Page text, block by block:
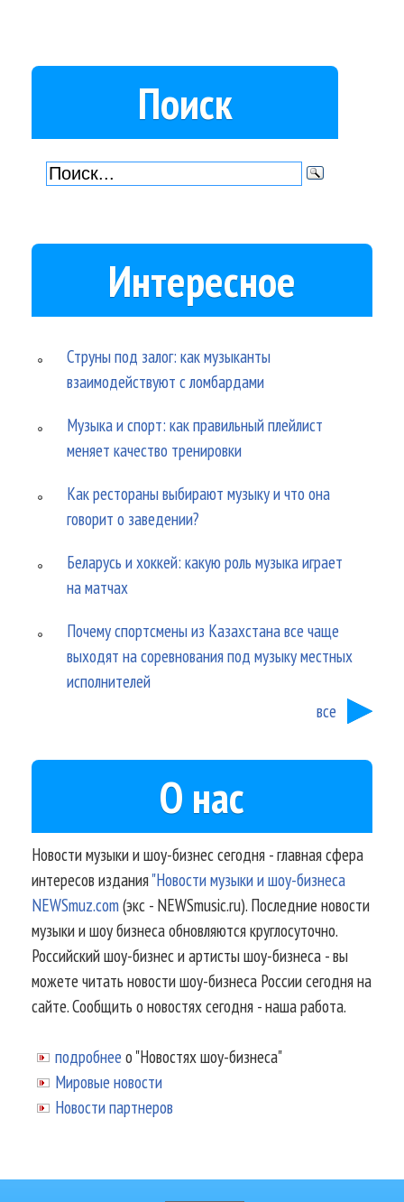
Поиск
Интересное
Струны под залог: как музыканты
взаимодействуют с ломбардами
Музыка и спорт: как правильный плейлист
меняет качество тренировки
Как рестораны выбирают музыку и что она
говорит о заведении?
Беларусь и хоккей: какую роль музыка играет
на матчах
Почему спортсмены из Казахстана все чаще
выходят на соревнования под музыку местных
исполнителей
все
О нас
Новости музыки и шоу-бизнес сегодня - главная сфера
интересов издания"Новости музыки и шоу-бизнеса
NEWSmuz.com(экс - NEWSmusic.ru). Последние новости
музыки и шоу бизнеса обновляются круглосуточно.
Российский шоу-бизнес и артисты шоу-бизнеса - вы
можете читать новости шоу-бизнеса России сегодня на
сайте. Сообщить о новостях сегодня - наша работа.
подробнее о "Новостях шоу-бизнеса"
Мировые новости
Новости партнеров